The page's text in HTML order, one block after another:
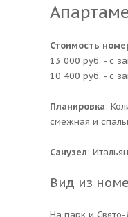
Стоимость
13 000 руб. - с
10 400 руб. - с
Планировка:
смежная и
Санузел:
Вид из
На парк и